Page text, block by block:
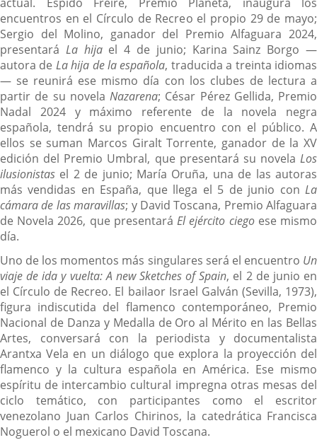
encuentros en el Círculo de Recreo el propio 29 de mayo;
Sergio del Molino, ganador del Premio Alfaguara 2024,
presentará La hijael 4 de junio; Karina Sainz Borgo —
autora de La hija de la española, traducida a treinta idiomas
— se reunirá ese mismo día con los clubes de lectura a
partir de su novela Nazarena; César Pérez Gellida, Premio
Nadal 2024 y máximo referente de la novela negra
española, tendrá su propio encuentro con el público. A
ellos se suman Marcos Giralt Torrente, ganador de la XV
edición del Premio Umbral, que presentará su novela Los
ilusionistas el 2 de junio; María Oruña, una de las autoras
más vendidas en España, que llega el 5 de junio con La
cámara de las maravillas; y David Toscana, Premio Alfaguara
de Novela 2026, que presentaráEl ejército ciegoese mismo
día.
Uno de los momentos más singulares será el encuentro Un
viaje de ida y vuelta: A new Sketches of Spain, el 2 de junio en
el Círculo de Recreo. El bailaor Israel Galván (Sevilla, 1973),
figura indiscutida del flamenco contemporáneo, Premio
Nacional de Danza y Medalla de Oro al Mérito en las Bellas
Artes, conversará con la periodista y documentalista
Arantxa Vela en un diálogo que explora la proyección del
flamenco y la cultura española en América. Ese mismo
espíritu de intercambio cultural impregna otras mesas del
ciclo temático, con participantes como el escritor
venezolano Juan Carlos Chirinos, la catedrática Francisca
Noguerol o el mexicano David Toscana.